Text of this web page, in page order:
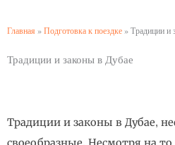
Главная »Подготовка к поездке»Традиции и
Традиции и законы в Дубае
Традиции и законы в Дубае,